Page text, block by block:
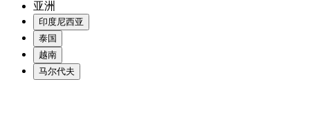
亚洲
印度尼西亚
泰国
越南
马尔代夫